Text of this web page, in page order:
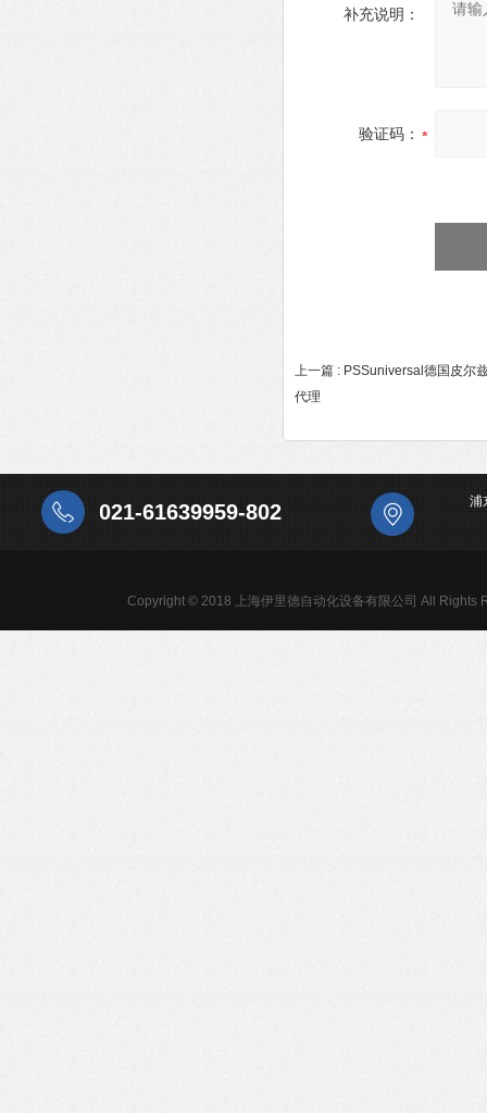
补充说明：
验证码：
上一篇 : PSSuniversal德国皮尔
代理
021-61639959-802 浦
Copyright © 2018 上海伊里德自动化设备有限公司 All Rights